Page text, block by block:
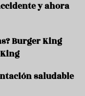
y ahora
Burger King
saludable